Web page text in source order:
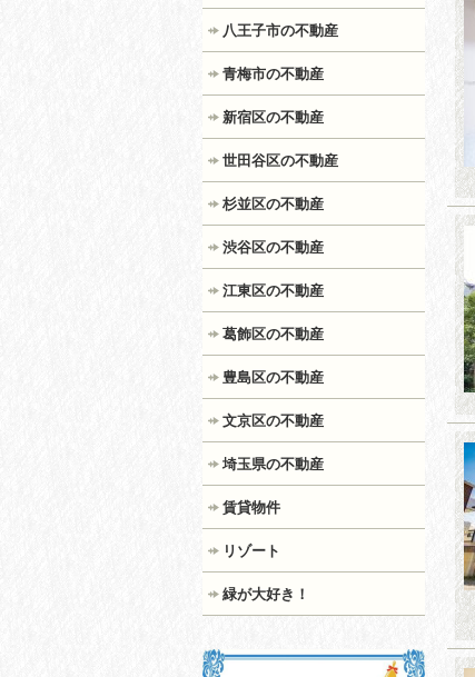
八王子市の不動産
青梅市の不動産
新宿区の不動産
世田谷区の不動産
杉並区の不動産
渋谷区の不動産
江東区の不動産
葛飾区の不動産
豊島区の不動産
文京区の不動産
埼玉県の不動産
賃貸物件
リゾート
緑が大好き！